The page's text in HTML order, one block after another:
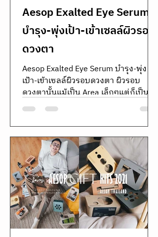
Aesop Exalted Eye Serum
บำรุง-พุ่งเป้า-เข้าเซลล์ผิวรอบ
ดวงตา
Aesop Exalted Eye Serum บำรุง-พุ่ง
เป้า-เข้าเซลล์ผิวรอบดวงตา ผิวรอบ
ดวงตานั้นแม้เป็น Area เล็กๆแต่ก็เป็นจุด
ที่เห็นเด่นชัดมาก...